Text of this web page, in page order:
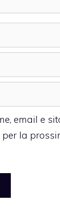
email e
la